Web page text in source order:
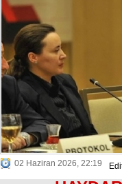
02 Haziran 2026, 22:19